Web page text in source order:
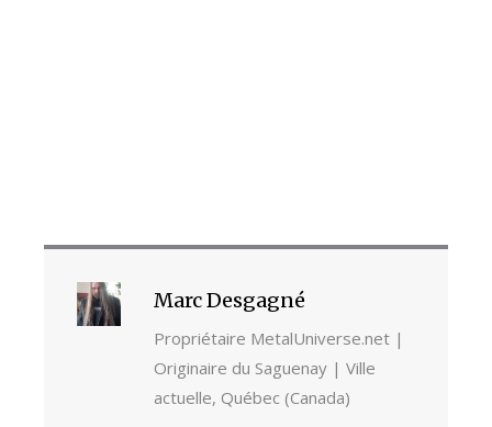
Marc Desgagné
Propriétaire MetalUniverse.net |
Originaire du Saguenay | Ville
actuelle, Québec (Canada)